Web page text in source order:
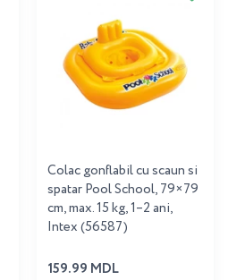
Colac gonflabil cu scaun si
spatar Pool School, 79×79
cm, max. 15 kg, 1–2 ani,
Intex (56587)
159.99 MDL